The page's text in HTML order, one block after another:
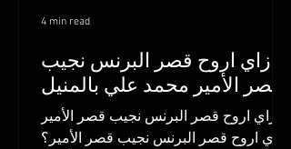
إزاي اروح قصر البرنس نجيب
قصر الأمير محمد علي بالمنيل
إزاي اروح قصر البرنس نجيب قصر الأمير
إزاي اروح قصر البرنس نجيب قصر الأمير؟
4 min read